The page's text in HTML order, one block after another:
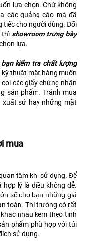
lựa chọn. Chứ không
các quảng cáo mà đã
tiếc cho người dùng. Đối
thì showroom trưng bày
lựa.
kiểm tra chất lượng
thuật mặt hàng muốn
các giấy chứng nhận
sản phẩm. Tránh mua
xuất sứ hay những mặt
mua
tâm khi sử dụng. Để
lý là điều không dễ.
sẽ cho bạn những giá
toàn. Thị trường có rất
nhau kèm theo tính
phẩm phù hợp với túi
sử dụng.